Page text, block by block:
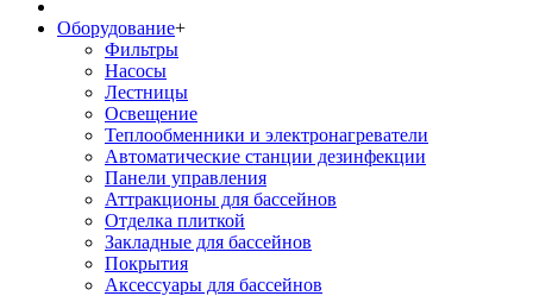
Оборудование+
Фильтры
Насосы
Лестницы
Освещение
Теплообменники и электронагреватели
Автоматические станции дезинфекции
Панели управления
Аттракционы для бассейнов
Отделка плиткой
Закладные для бассейнов
Покрытия
Аксессуары для бассейнов